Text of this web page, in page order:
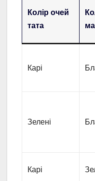
Колір очей
тата
Карі
Зелені
Карі